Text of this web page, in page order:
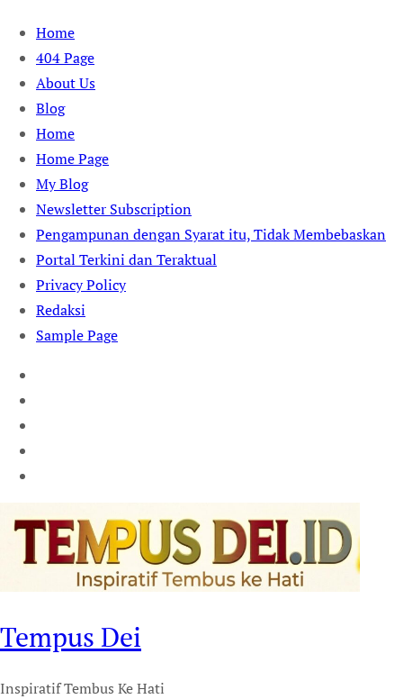
Skip
content
Home
404 Page
About Us
Blog
Home
Home Page
My Blog
Newsletter Subscription
Pengampunan dengan Syarat itu, Tidak Membebaskan
Portal Terkini dan Teraktual
Privacy Policy
Redaksi
Sample Page
Tempus Dei
Inspiratif Tembus Ke Hati